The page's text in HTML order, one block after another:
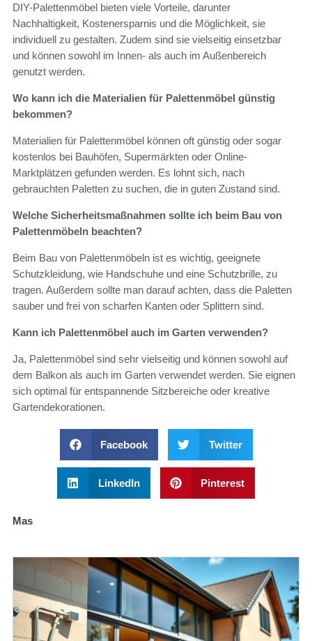
DIY-Palettenmöbel bieten viele Vorteile, darunter
Nachhaltigkeit, Kostenersparnis und die Möglichkeit, sie
individuell zu gestalten. Zudem sind sie vielseitig einsetzbar
und können sowohl im Innen- als auch im Außenbereich
genutzt werden.
Wo kann ich die Materialien für Palettenmöbel günstig
bekommen?
Materialien für Palettenmöbel können oft günstig oder sogar
kostenlos bei Bauhöfen, Supermärkten oder Online-
Marktplätzen gefunden werden. Es lohnt sich, nach
gebrauchten Paletten zu suchen, die in guten Zustand sind.
Welche Sicherheitsmaßnahmen sollte ich beim Bau von
Palettenmöbeln beachten?
Beim Bau von Palettenmöbeln ist es wichtig, geeignete
Schutzkleidung, wie Handschuhe und eine Schutzbrille, zu
tragen. Außerdem sollte man darauf achten, dass die Paletten
sauber und frei von scharfen Kanten oder Splittern sind.
Kann ich Palettenmöbel auch im Garten verwenden?
Ja, Palettenmöbel sind sehr vielseitig und können sowohl auf
dem Balkon als auch im Garten verwendet werden. Sie eignen
sich optimal für entspannende Sitzbereiche oder kreative
Gartendekorationen.
Facebook Twitter
LinkedIn Pinterest
Mas